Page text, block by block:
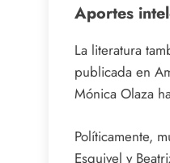
Aportes
La literatura
publicada en
Mónica Olaza
Políticamente,
Esquivel y